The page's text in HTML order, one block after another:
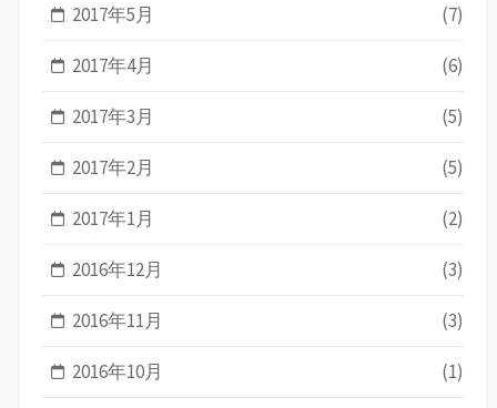
2017年5月 (7)
2017年4月 (6)
2017年3月 (5)
2017年2月 (5)
2017年1月 (2)
2016年12月 (3)
2016年11月 (3)
2016年10月 (1)